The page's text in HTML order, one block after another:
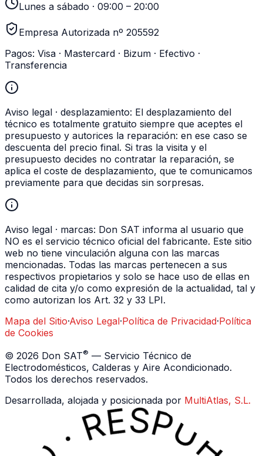
Lunes a sábado · 09:00 – 20:00
Empresa Autorizada nº 205592
Pagos: Visa · Mastercard · Bizum · Efectivo ·
Transferencia
Aviso legal · desplazamiento: El desplazamiento del
técnico es totalmente gratuito siempre que aceptes el
presupuesto y autorices la reparación: en ese caso se
descuenta del precio final. Si tras la visita y el
presupuesto decides no contratar la reparación, se
aplica el coste de desplazamiento, que te comunicamos
previamente para que decidas sin sorpresas.
Aviso legal · marcas: Don SAT informa al usuario que
NO es el servicio técnico oficial del fabricante. Este sitio
web no tiene vinculación alguna con las marcas
mencionadas. Todas las marcas pertenecen a sus
respectivos propietarios y solo se hace uso de ellas en
calidad de cita y/o como expresión de la actualidad, tal y
como autorizan los Art. 32 y 33 LPI.
Mapa del Sitio·Aviso Legal·Política de Privacidad·Política
de Cookies
© 2026 Don SAT® — Servicio Técnico de
Electrodomésticos, Calderas y Aire Acondicionado.
Todos los derechos reservados.
Desarrollada, alojada y posicionada por MultiAtlas, S.L.